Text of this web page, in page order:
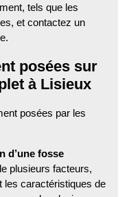
tels que les
et contactez un
posées sur
à Lisieux
posées par les
d’une fosse
plusieurs facteurs,
les caractéristiques de